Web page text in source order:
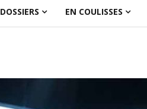
DOSSIERS EN COULISSES